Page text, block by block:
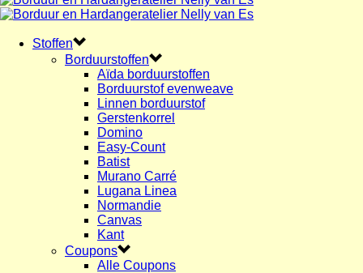
Stoffen
Borduurstoffen
Aïda borduurstoffen
Borduurstof evenweave
Linnen borduurstof
Gerstenkorrel
Domino
Easy-Count
Batist
Murano Carré
Lugana Linea
Normandie
Canvas
Kant
Coupons
Alle Coupons